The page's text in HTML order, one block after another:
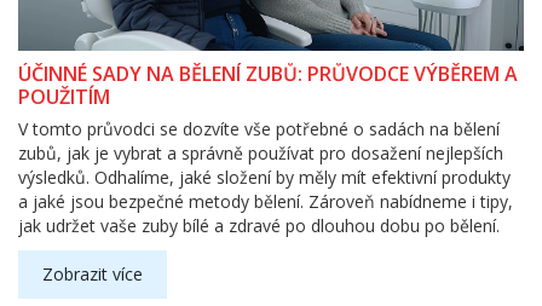
ÚČINNÉ SADY NA BĚLENÍ ZUBŮ: PRŮVODCE VÝBĚREM A
POUŽITÍM
V tomto průvodci se dozvíte vše potřebné o sadách na bělení
zubů, jak je vybrat a správně používat pro dosažení nejlepších
výsledků. Odhalíme, jaké složení by měly mít efektivní produkty
a jaké jsou bezpečné metody bělení. Zároveň nabídneme i tipy,
jak udržet vaše zuby bílé a zdravé po dlouhou dobu po bělení.
Zobrazit více